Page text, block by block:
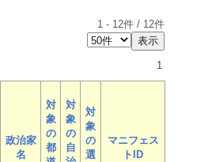
1 - 12件 / 12件
1
政治家
名
対
象
の
都
対
象
の
自
対
象
の
選
マニフェス
トID